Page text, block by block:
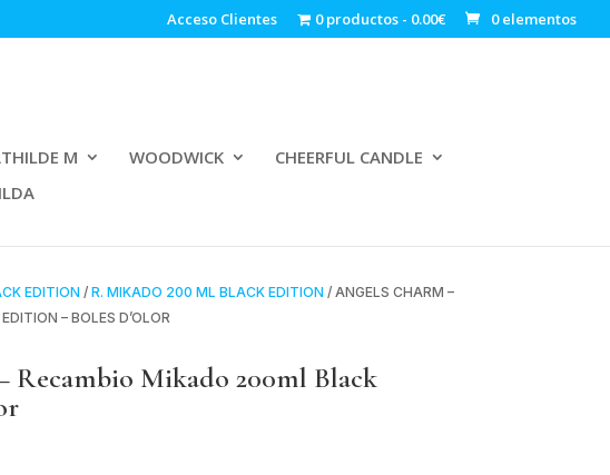
Acceso Clientes 0 productos 0.00€ 0 elementos
M WOODWICK
CHEERFUL CANDLE
EDITION /R. MIKADO 200 ML BLACK EDITION / ANGELS CHARM –
– BOLES D’OLOR
Mikado 200ml Black